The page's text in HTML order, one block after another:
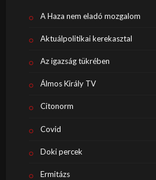
A Haza nem eladó mozgalom
Aktuálpolitikai kerekasztal
Az igazság tükrében
Álmos Király TV
Citonorm
Covid
Doki percek
Ermitázs